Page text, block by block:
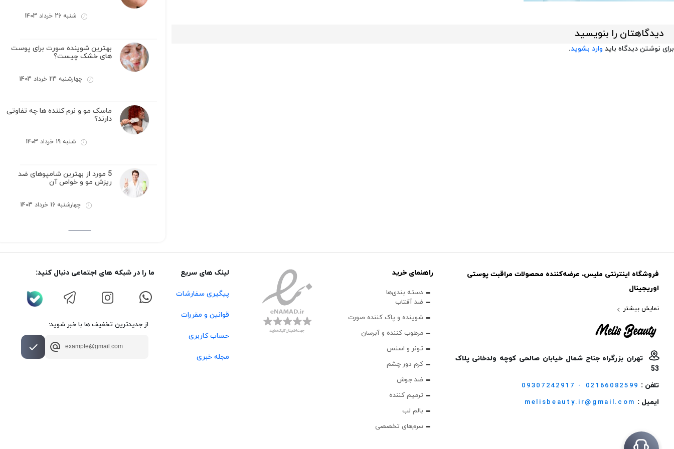
دیدگاهتان را بنویسید
برای نوشتن دیدگاه باید وارد بشوید.
شنبه 26 خرداد 1403
بهترین شوینده صورت برای پوست
های خشک چیست؟
چهارشنبه 23 خرداد 1403
ماسک مو و نرم کننده ها چه تفاوتی
دارند؟
شنبه 19 خرداد 1403
5 مورد از بهترین شامپوهای ضد
ریزش مو و خواص آن
چهارشنبه 16 خرداد 1403
فروشگاه اینترنتی ملیس، عرضه‌کننده محصولات مراقبت پوستی
اوریجینال
نمایش بیشتر
تهران بزرگراه جناح شمال خیابان صالحی کوچه ولدخانی پلاک
53
تلفن : 09307242917 - 02166082599
ایمیل : melisbeauty.ir@gmail.com
راهنمای خرید
دسته بندی‌ها
ضد آفتاب
شوینده و پاک‌ کننده صورت
مرطوب کننده و آبرسان
تونر و اسنس
کرم دور چشم
ضد جوش
ترمیم کننده
بالم لب
سرم‌های تخصصی
لینک های سریع
پیگیری سفارشات
قوانین و مقررات
حساب کاربری
مجله خبری
ما را در شبکه های اجتماعی دنبال کنید:
از جدیدترین تخفیف ها با خبر شوید: